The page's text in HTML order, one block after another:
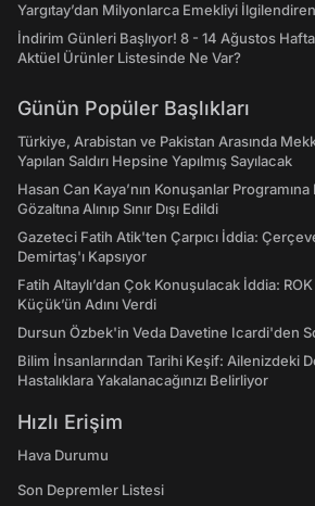
Yargıtay’dan Milyonlarca Emekliyi
İndirim Günleri Başlıyor! 8 - 14 Ağustos
Aktüel Ürünler Listesinde Ne Var?
Günün Popüler Başlıkları
Türkiye, Arabistan ve Pakistan Arasında
Yapılan Saldırı Hepsine Yapılmış Sayılacak
Hasan Can Kaya’nın Konuşanlar Programına
Gözaltına Alınıp Sınır Dışı Edildi
Gazeteci Fatih Atik'ten Çarpıcı İddia:
Demirtaş'ı Kapsıyor
Fatih Altaylı’dan Çok Konuşulacak İddia:
Küçük’ün Adını Verdi
Dursun Özbek'in Veda Davetine Icardi'den
Bilim İnsanlarından Tarihi Keşif: Ailenizdeki
Hastalıklara Yakalanacağınızı Belirliyor
Hızlı Erişim
Hava Durumu
Son Depremler Listesi